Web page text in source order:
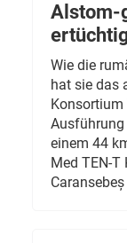
Alstom-
Wie die
hat sie das
einem 44
Med TEN-